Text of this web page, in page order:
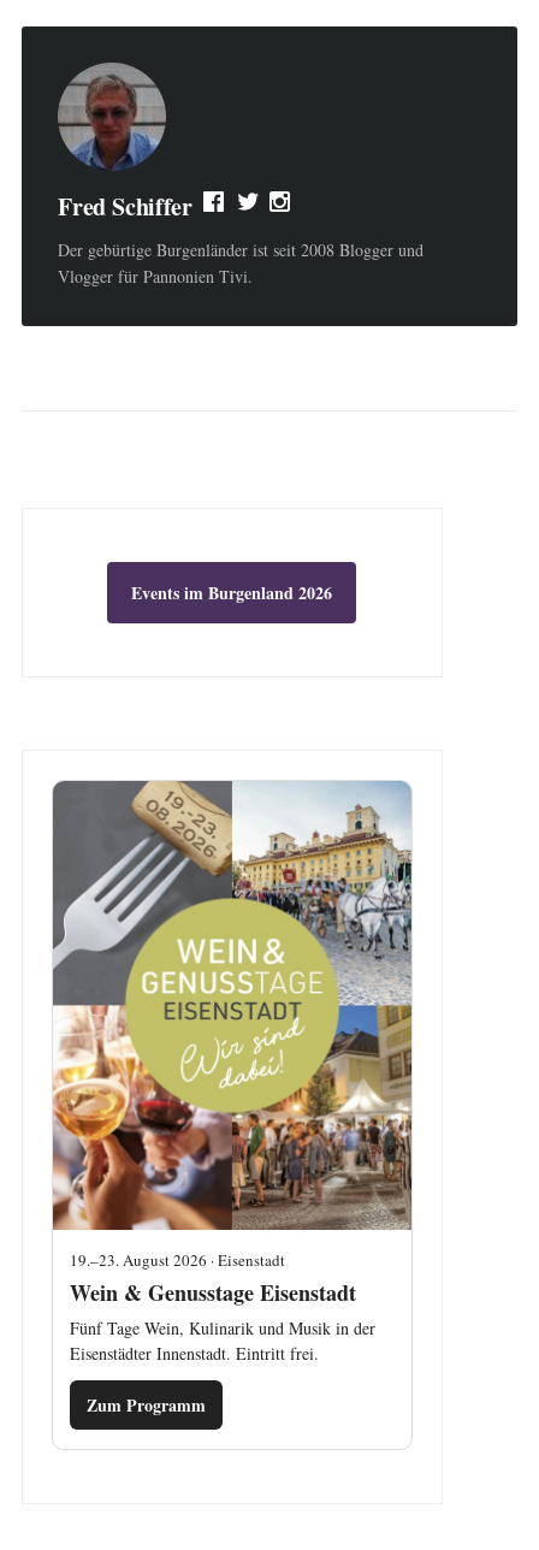
Fred Schiffer
Der gebürtige Burgenländer ist seit 2008 Blogger und
Vlogger für Pannonien Tivi.
Events im Burgenland 2026
19.–23. August 2026 · Eisenstadt
Wein & Genusstage Eisenstadt
Fünf Tage Wein, Kulinarik und Musik in der
Eisenstädter Innenstadt. Eintritt frei.
Zum Programm